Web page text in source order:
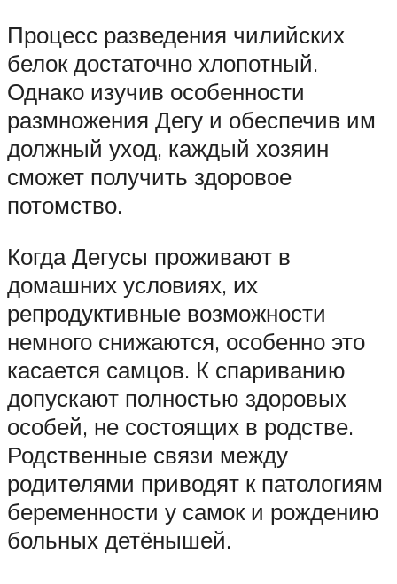
Процесс разведения чилийских
белок достаточно хлопотный.
Однако изучив особенности
размножения Дегу и обеспечив им
должный уход, каждый хозяин
сможет получить здоровое
потомство.
Когда Дегусы проживают в
домашних условиях, их
репродуктивные возможности
немного снижаются, особенно это
касается самцов. К спариванию
допускают полностью здоровых
особей, не состоящих в родстве.
Родственные связи между
родителями приводят к патологиям
беременности у самок и рождению
больных детёнышей.